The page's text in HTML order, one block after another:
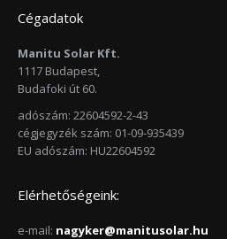
Cégadatok
Manitu Solar Kft.
1117 Budapest,
Budafoki út 60.
adószám: 22604592-2-43
cégjegyzék szám: 01-09-935439
EU adószám: HU22604592
Elérhetőségeink:
e-mail: nagyker@manitusolar.hu